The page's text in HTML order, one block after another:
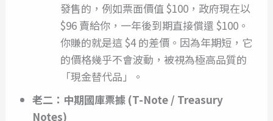
發售的，例如票面價值 $100，政府現在以
$96 賣給你，一年後到期直接償還 $100。
你賺的就是這 $4 的差價。因為年期短，它
的價格幾乎不會波動，被視為極高品質的
「現金替代品」。
老二：中期國庫票據 (T-Note / Treasury
Notes)